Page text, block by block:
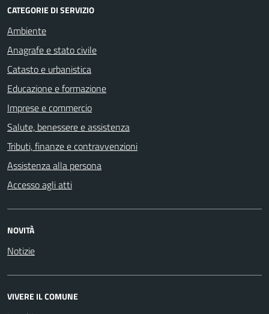
CATEGORIE DI SERVIZIO
Ambiente
Anagrafe e stato civile
Catasto e urbanistica
Educazione e formazione
Imprese e commercio
Salute, benessere e assistenza
Tributi, finanze e contravvenzioni
Assistenza alla persona
Accesso agli atti
NOVITÀ
Notizie
VIVERE IL COMUNE